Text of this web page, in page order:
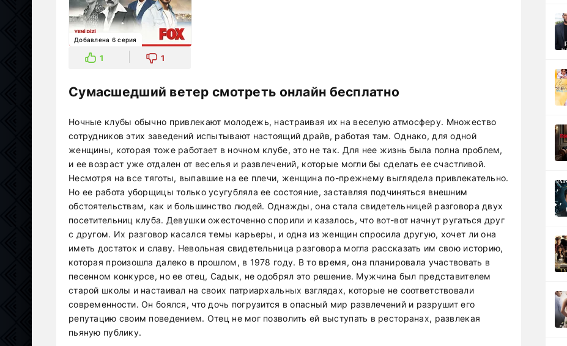
Добавлена 6 серия
1 1
Сумасшедший ветер смотреть онлайн бесплатно
Ночные клубы обычно привлекают молодежь, настраивая их на веселую атмосферу. Множество
сотрудников этих заведений испытывают настоящий драйв, работая там. Однако, для одной
женщины, которая тоже работает в ночном клубе, это не так. Для нее жизнь была полна проблем,
и ее возраст уже отдален от веселья и развлечений, которые могли бы сделать ее счастливой.
Несмотря на все тяготы, выпавшие на ее плечи, женщина по-прежнему выглядела привлекательно.
Но ее работа уборщицы только усугубляла ее состояние, заставляя подчиняться внешним
обстоятельствам, как и большинство людей. Однажды, она стала свидетельницей разговора двух
посетительниц клуба. Девушки ожесточенно спорили и казалось, что вот-вот начнут ругаться друг
с другом. Их разговор касался темы карьеры, и одна из женщин спросила другую, хочет ли она
иметь достаток и славу. Невольная свидетельница разговора могла рассказать им свою историю,
которая произошла далеко в прошлом, в 1978 году. В то время, она планировала участвовать в
песенном конкурсе, но ее отец, Садык, не одобрял это решение. Мужчина был представителем
старой школы и настаивал на своих патриархальных взглядах, которые не соответствовали
современности. Он боялся, что дочь погрузится в опасный мир развлечений и разрушит его
репутацию своим поведением. Отец не мог позволить ей выступать в ресторанах, развлекая
пьяную публику.